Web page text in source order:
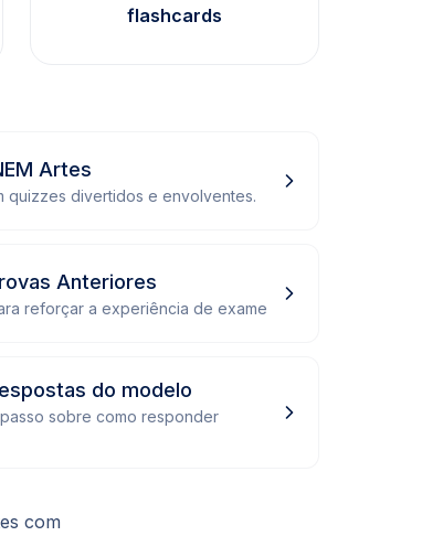
flashcards
Artes
quizzes divertidos e envolventes.
Anteriores
reforçar a experiência de exame
do modelo
sobre como responder
com